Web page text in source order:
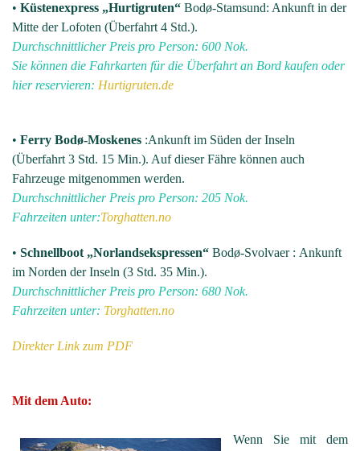
• Küstenexpress „Hurtigruten“ Bodø-Stamsund: Ankunft in der
Mitte der Lofoten (Überfahrt 4 Std.).
Durchschnittlicher Preis pro Person: 600 Nok.
Sie können die Fahrkarten für die Überfahrt an Bord kaufen oder
hier reservieren: Hurtigruten.de
• Ferry Bodø-Moskenes :Ankunft im Süden der Inseln
(Überfahrt 3 Std. 15 Min.). Auf dieser Fähre können auch
Fahrzeuge mitgenommen werden.
Durchschnittlicher Preis pro Person: 205 Nok.
Fahrzeiten unter:Torghatten.no
• Schnellboot „Norlandsekspressen“ Bodø-Svolvaer : Ankunft
im Norden der Inseln (3 Std. 35 Min.).
Durchschnittlicher Preis pro Person: 680 Nok.
Fahrzeiten unter: Torghatten.no
Direkter Link zum PDF
Mit dem Auto:
Wenn Sie mit dem